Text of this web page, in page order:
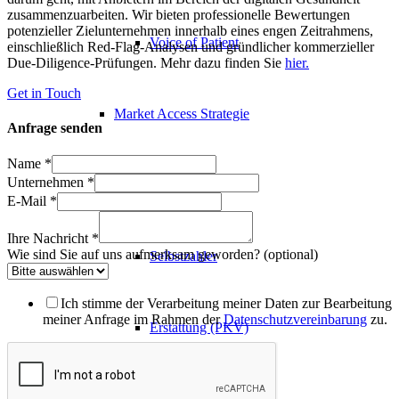
Voice of Patient
Market Access Strategie
Selbstzahler
Erstattung (PKV)
zusammenzuarbeiten. Wir bieten professionelle Bewertungen
potenzieller Zielunternehmen innerhalb eines engen Zeitrahmens,
einschließlich Red-Flag-Analysen und gründlicher kommerzieller
Due-Diligence-Prüfungen. Mehr dazu finden Sie hier.
Get in Touch
Anfrage senden
Name *
Unternehmen *
E-Mail *
Ihre Nachricht *
Wie sind Sie auf uns aufmerksam geworden? (optional)
Ich stimme der Verarbeitung meiner Daten zur Bearbeitung
meiner Anfrage im Rahmen derDatenschutzvereinbarung zu.